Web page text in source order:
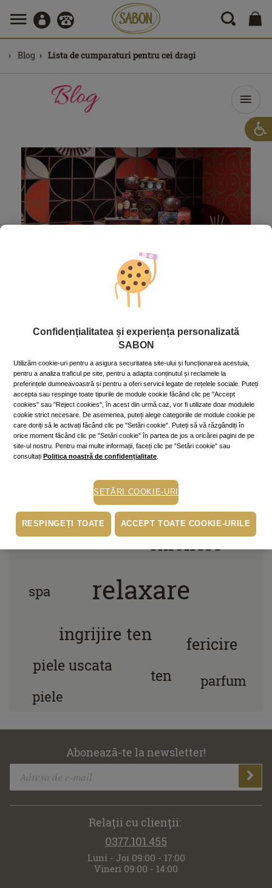
Blog Lista de cumparaturi pentru cei dragi
Stil de viaţă
Întocmește cu metodă lista de
cumpărături de Crăciun!
3 December 2021
~10 min.
Niciodată nu este prea devreme pentru lista de cadouri
de Crăciun, mai ales că în această perioadă câștigă tot
mai mult teren cumpărăturile online și nu este foarte
indicat să lăsăm totul pe ultima sută de metri.
Mai mult »
relaxare
exfoliere
ingrijire ten
scrub
fericire
stare de bine
piele uscata
sanatate
ten parfum
spa
piele
Abonează-te la newsletter!
Relaţii cu clienţii:
0377.101.455
Luni - Joi 09:00 - 17:00
Vineri 09:00 - 14:00
Confidențialitatea și experiența personalizată
SABON
Utilizăm cookie-uri pentru a asigura securitatea site-ului și funcționarea acestuia,
pentru a analiza traficul pe site, pentru a adapta conținutul și reclamele la
preferințele dumneavoastră și pentru a oferi servicii legate de rețelele sociale. Puteți
accepta sau respinge toate tipurile de module cookie făcând clic pe "Accept
cookies" sau "Reject cookies", în acest din urmă caz, vor fi utilizate doar modulele
cookie strict necesare. De asemenea, puteți alege categoriile de module cookie pe
care doriți să le activați făcând clic pe "Setări cookie". Puteți să vă răzgândiți în
orice moment făcând clic pe "Setări cookie" în partea de jos a oricărei pagini de pe
site-ul nostru. Pentru mai multe informații, faceți clic pe "Setări cookie" sau
consultați Politica noastră de confidențialitate
SETĂRI COOKIE-URI
RESPINGEȚI TOATE ACCEPT TOATE COOKIE-URILE